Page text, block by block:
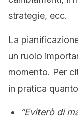
strategie, ecc.
La
un ruolo
momento. Per
in pratica
“Eviterò di